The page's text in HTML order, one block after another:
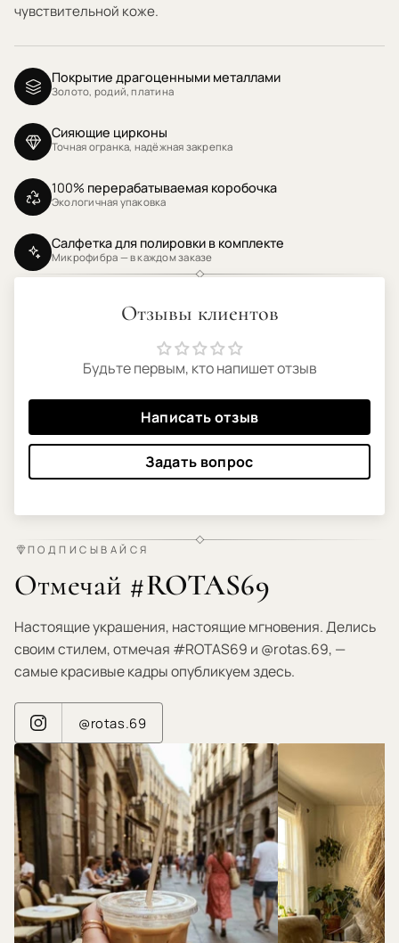
чувствительной коже.
Покрытие драгоценными металлами
Золото, родий, платина
Сияющие цирконы
Точная огранка, надёжная закрепка
100% перерабатываемая коробочка
Экологичная упаковка
Салфетка для полировки в комплекте
Микрофибра — в каждом заказе
Отзывы клиентов
Будьте первым, кто напишет отзыв
Написать отзыв
Задать вопрос
ПОДПИСЫВАЙСЯ
Отмечай #ROTAS69
Настоящие украшения, настоящие мгновения. Делись
своим стилем, отмечая #ROTAS69 и @rotas.69, —
самые красивые кадры опубликуем здесь.
@rotas.69